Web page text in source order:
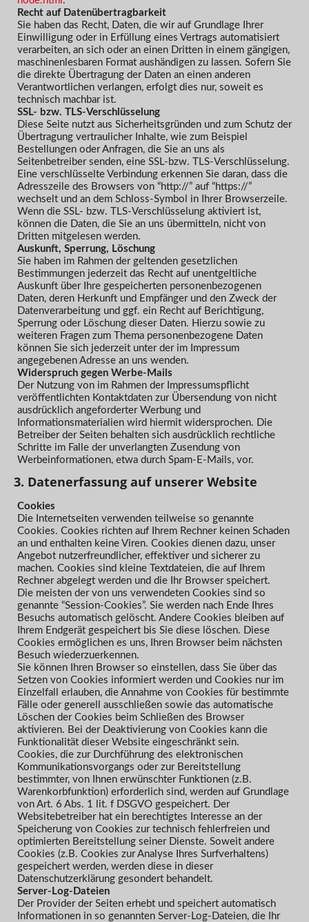
Recht auf Datenübertragbarkeit
Sie haben das Recht, Daten, die wir auf Grundlage Ihrer
Einwilligung oder in Erfüllung eines Vertrags automatisiert
verarbeiten, an sich oder an einen Dritten in einem gängigen,
maschinenlesbaren Format aushändigen zu lassen. Sofern Sie
die direkte Übertragung der Daten an einen anderen
Verantwortlichen verlangen, erfolgt dies nur, soweit es
technisch machbar ist.
SSL- bzw. TLS-Verschlüsselung
Diese Seite nutzt aus Sicherheitsgründen und zum Schutz der
Übertragung vertraulicher Inhalte, wie zum Beispiel
Bestellungen oder Anfragen, die Sie an uns als
Seitenbetreiber senden, eine SSL-bzw. TLS-Verschlüsselung.
Eine verschlüsselte Verbindung erkennen Sie daran, dass die
Adresszeile des Browsers von “http://” auf “https://”
wechselt und an dem Schloss-Symbol in Ihrer Browserzeile.
Wenn die SSL- bzw. TLS-Verschlüsselung aktiviert ist,
können die Daten, die Sie an uns übermitteln, nicht von
Dritten mitgelesen werden.
Auskunft, Sperrung, Löschung
Sie haben im Rahmen der geltenden gesetzlichen
Bestimmungen jederzeit das Recht auf unentgeltliche
Auskunft über Ihre gespeicherten personenbezogenen
Daten, deren Herkunft und Empfänger und den Zweck der
Datenverarbeitung und ggf. ein Recht auf Berichtigung,
Sperrung oder Löschung dieser Daten. Hierzu sowie zu
weiteren Fragen zum Thema personenbezogene Daten
können Sie sich jederzeit unter der im Impressum
angegebenen Adresse an uns wenden.
Widerspruch gegen Werbe-Mails
Der Nutzung von im Rahmen der Impressumspflicht
veröffentlichten Kontaktdaten zur Übersendung von nicht
ausdrücklich angeforderter Werbung und
Informationsmaterialien wird hiermit widersprochen. Die
Betreiber der Seiten behalten sich ausdrücklich rechtliche
Schritte im Falle der unverlangten Zusendung von
Werbeinformationen, etwa durch Spam-E-Mails, vor.
3. Datenerfassung auf unserer Website
Cookies
Die Internetseiten verwenden teilweise so genannte
Cookies. Cookies richten auf Ihrem Rechner keinen Schaden
an und enthalten keine Viren. Cookies dienen dazu, unser
Angebot nutzerfreundlicher, effektiver und sicherer zu
machen. Cookies sind kleine Textdateien, die auf Ihrem
Rechner abgelegt werden und die Ihr Browser speichert.
Die meisten der von uns verwendeten Cookies sind so
genannte “Session-Cookies”. Sie werden nach Ende Ihres
Besuchs automatisch gelöscht. Andere Cookies bleiben auf
Ihrem Endgerät gespeichert bis Sie diese löschen. Diese
Cookies ermöglichen es uns, Ihren Browser beim nächsten
Besuch wiederzuerkennen.
Sie können Ihren Browser so einstellen, dass Sie über das
Setzen von Cookies informiert werden und Cookies nur im
Einzelfall erlauben, die Annahme von Cookies für bestimmte
Fälle oder generell ausschließen sowie das automatische
Löschen der Cookies beim Schließen des Browser
aktivieren. Bei der Deaktivierung von Cookies kann die
Funktionalität dieser Website eingeschränkt sein.
Cookies, die zur Durchführung des elektronischen
Kommunikationsvorgangs oder zur Bereitstellung
bestimmter, von Ihnen erwünschter Funktionen (z.B.
Warenkorbfunktion) erforderlich sind, werden auf Grundlage
von Art. 6 Abs. 1 lit. f DSGVO gespeichert. Der
Websitebetreiber hat ein berechtigtes Interesse an der
Speicherung von Cookies zur technisch fehlerfreien und
optimierten Bereitstellung seiner Dienste. Soweit andere
Cookies (z.B. Cookies zur Analyse Ihres Surfverhaltens)
gespeichert werden, werden diese in dieser
Datenschutzerklärung gesondert behandelt.
Server-Log-Dateien
Der Provider der Seiten erhebt und speichert automatisch
Informationen in so genannten Server-Log-Dateien, die Ihr